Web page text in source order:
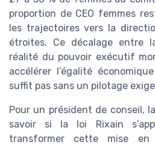
proportion de CEO femmes
les trajectoires vers la
étroites. Ce décalage entre
réalité du pouvoir exécutif
accélérer l’égalité
suffit pas sans un pilotage
Pour un président de conseil,
savoir si la loi Rixain
transformer cette mise